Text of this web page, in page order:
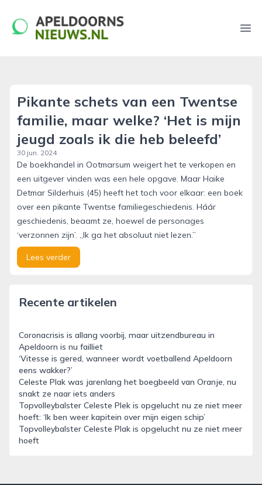
apeldoornsnieuws.nl
Pikante schets van een Twentse
familie, maar welke? ‘Het is mijn
jeugd zoals ik die heb beleefd’
30 jun. 2024
De boekhandel in Ootmarsum weigert het te verkopen en
een uitgever vinden was een hele opgave. Maar Haike
Detmar Silderhuis (45) heeft het toch voor elkaar: een boek
over een pikante Twentse familiegeschiedenis. Háár
geschiedenis, beaamt ze, hoewel de personages
‘verzonnen zijn’. „Ik ga het absoluut niet lezen.”
Lees verder
Recente artikelen
Coronacrisis is allang voorbij, maar uitzendbureau in
Apeldoorn is nu failliet
‘Vitesse is gered, wanneer wordt voetballend Apeldoorn
eens wakker?’
Celeste Plak was jarenlang het boegbeeld van Oranje, nu
snakt ze naar iets anders
Topvolleybalster Celeste Plek is opgelucht nu ze niet meer
hoeft: ‘Ik ben weer kapitein over mijn eigen schip’
Topvolleybalster Celeste Plak is opgelucht nu ze niet meer
hoeft